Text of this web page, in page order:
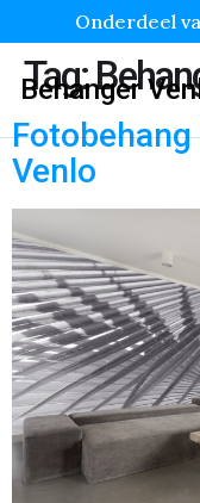
Onderdeel
Behanger
Tag:
Venlo